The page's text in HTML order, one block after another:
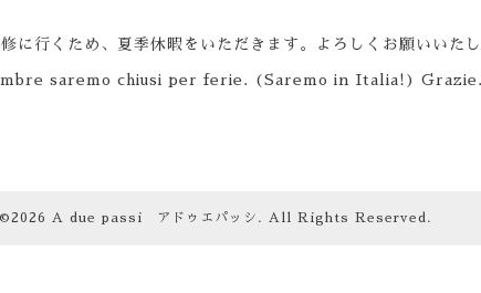
行くため、夏季休暇をいただきます。よろしくお願いいたし
saremo chiusi per ferie. (Saremo in Italia!) Grazie.
©2026 A due passi アドゥエパッシ . All Rights Reserved.